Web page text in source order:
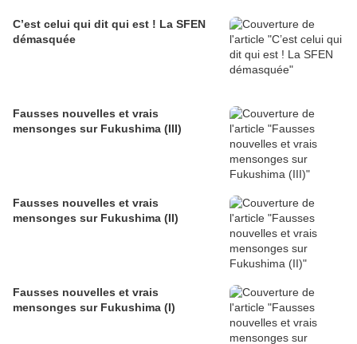
C’est celui qui dit qui est ! La SFEN
démasquée
Fausses nouvelles et vrais
mensonges sur Fukushima (III)
Fausses nouvelles et vrais
mensonges sur Fukushima (II)
Fausses nouvelles et vrais
mensonges sur Fukushima (I)